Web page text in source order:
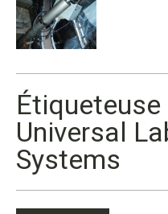
Universal
Systems